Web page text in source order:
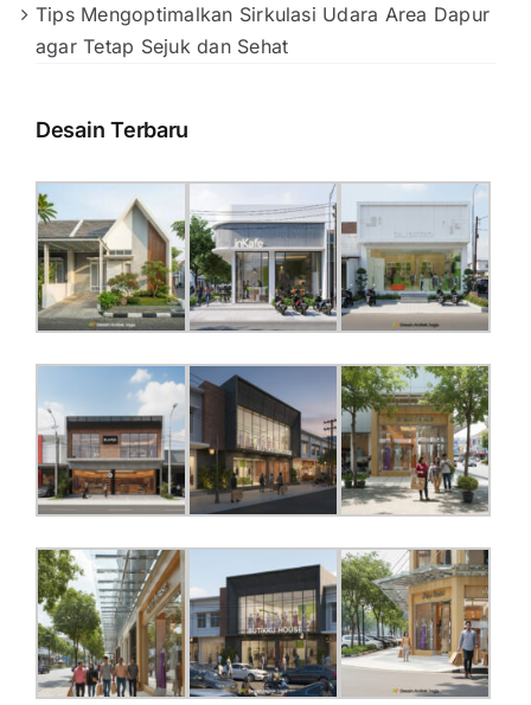
Tips Mengoptimalkan Sirkulasi Udara Area Dapur
agar Tetap Sejuk dan Sehat
Desain Terbaru